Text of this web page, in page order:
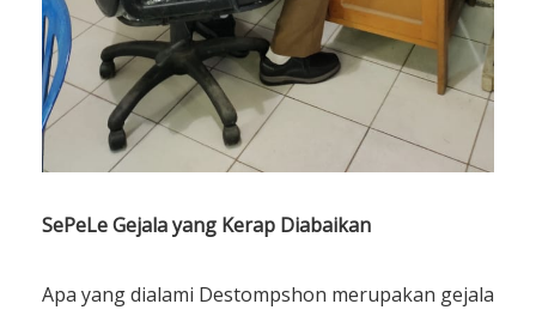
SePeLe Gejalayang Kerap Diabaikan
Apa yang dialami Destompshon merupakan gejala